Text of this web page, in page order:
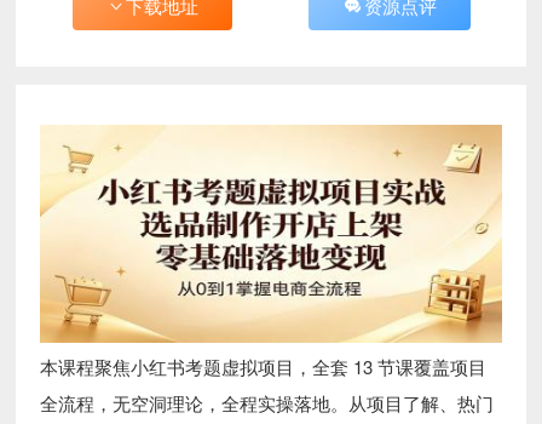
下载地址 资源点评
本课程聚焦小红书考题虚拟项目，全套 13 节课覆盖项目
全流程，无空洞理论，全程实操落地。从项目了解、热门